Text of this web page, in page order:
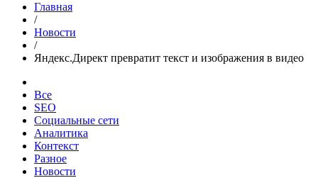
Главная
/
Новости
/
Яндекс.Директ превратит текст и изображения в видео
Все
SEO
Социальные сети
Аналитика
Контекст
Разное
Новости